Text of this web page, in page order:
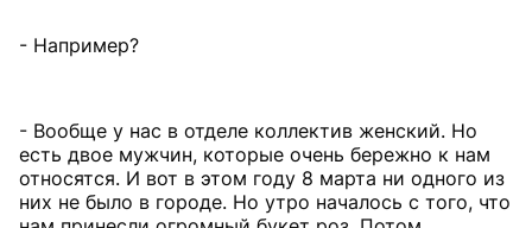
- Например?
- Вообще у нас в отделе коллектив женский. Но
есть двое мужчин, которые очень бережно к нам
относятся. И вот в этом году 8 марта ни одного из
них не было в городе. Но утро началось с того, что